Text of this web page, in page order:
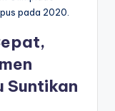
pada 2020.
Suntikan